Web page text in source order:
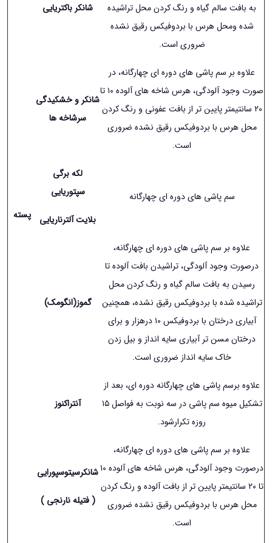
به بافت سالم گیاه و رنگ کردن محل تراشیده
شده ومحل هرس با بردوفیکس رقیق نشده
ضروری است.
شانکر باکتریایی
علاوه بر سم پاشی های دوره ای چهارگانه، در
صورت وجود آلودگی، هرس شاخه های آلوده ١۰ تا
٢۰ سانتیمتر پایین تر از بافت عفونی و رنگ کردن
محل هرس با بردوفیکس رقیق نشده ضروری
است.
شانکر و خشکیدگی
سرشاخه ها
پسته
سم پاشی های دوره ای چهارگانه
لکه برگی
سپتوریایی
بلایت آلترناریایی
علاوه بر سم پاشی های دوره ای چهارگانه،
درصورت وجود آلودگی، تراشیدن بافت آلوده تا
رسیدن به بافت سالم گیاه و رنگ کردن محل
تراشیده شده با بردوفیکس رقیق نشده، همچنین
آبیاری درختان با بردوفیکس ١۰ درهزار و برای
درختان مسن تر آبیاری سایه انداز و بیل زدن
خاک سایه انداز ضروری است.
گموز(انگومک)
علاوه برسم پاشی های چهارگانه دوره ای، بعد از
تشکیل میوه سم پاشی در سه نوبت به فواصل ١۵
روزه تکرارشود.
آنتراکنوز
علاوه بر سم پاشی های دوره ای چهارگانه،
درصورت وجود آلودگی، هرس شاخه های آلوده ١۰
تا ٢۰ سانتیمتر پایین تر از بافت آلوده و رنگ کردن
محل هرس با بردوفیکس رقیق نشده ضروری
است.
شانکرسیتوسپورایی
( فتیله نارنجی )